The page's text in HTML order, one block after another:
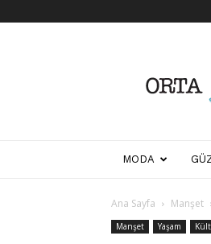
MODA
Ana Sayfa Manşet
Manşet Yaşam